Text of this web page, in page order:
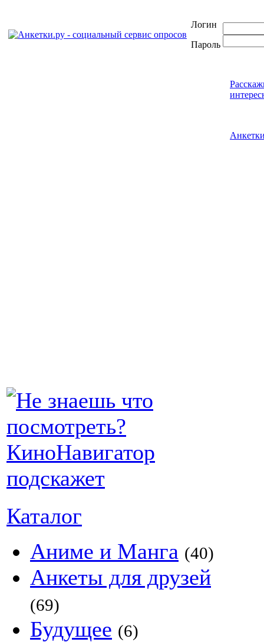
Логин
Пароль
Каталог
Аниме и Манга (40)
Анкеты для друзей
(69)
Будущее (6)